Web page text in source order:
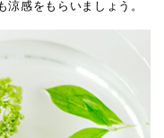
感をもらいましょう。